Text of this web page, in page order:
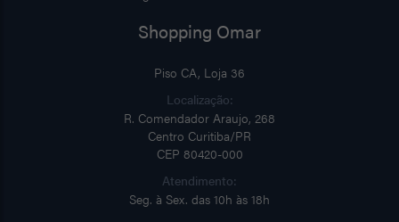
Shopping Omar
Piso CA, Loja 36
Localização:
R. Comendador Araujo, 268
Centro Curitiba/PR
CEP 80420-000
Atendimento:
Seg. à Sex. das 10h às 18h